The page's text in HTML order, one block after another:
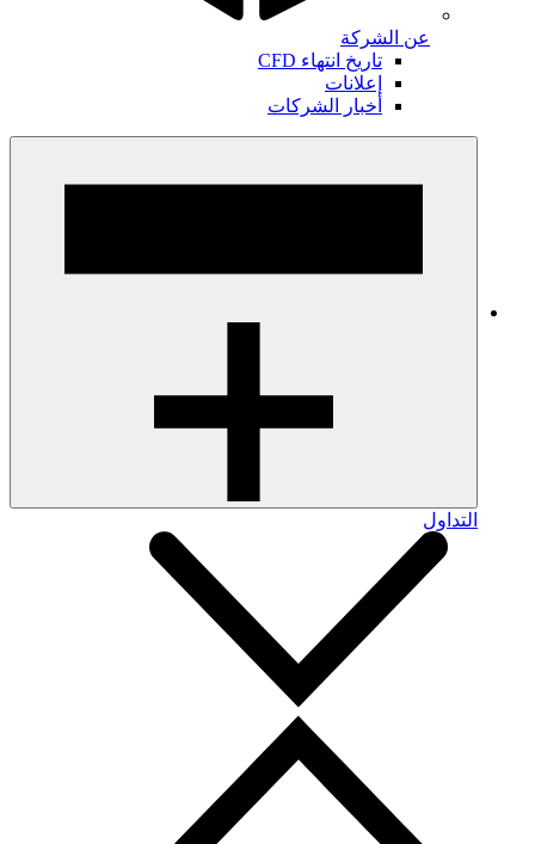
عن الشركة
تاريخ انتهاء CFD
إعلانات
أخبار الشركات
التداول